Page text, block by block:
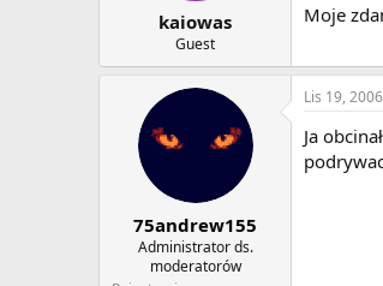
kaiowas
Guest
Moje
75andrew155
Administrator ds.
moderatorów
Lis 19, 2006
Ja